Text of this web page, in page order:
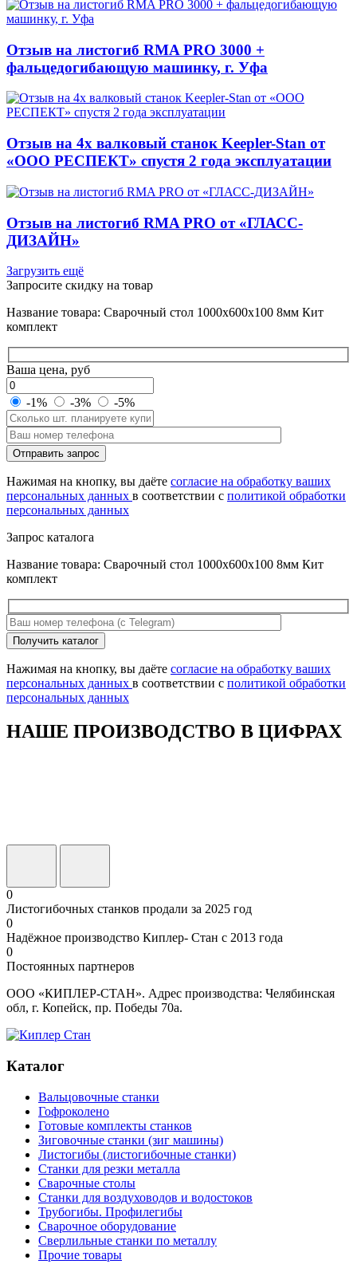
Отзыв на листогиб RMA PRO 3000 +
фальцедогибающую машинку, г. Уфа
Отзыв на 4х валковый станок Keepler-Stan от
«ООО РЕСПЕКТ» спустя 2 года эксплуатации
Отзыв на листогиб RMA PRO от «ГЛАСС-
ДИЗАЙН»
Загрузить ещё
Запросите скидку на товар
Название товара: Сварочный стол 1000х600х100 8мм Кит
комплект
Ваша цена, руб
-1% -3% -5%
Оставьте
это
поле
пустым.
Отправить запрос
Нажимая на кнопку, вы даёте согласие на обработку ваших
персональных данных в соответствии с политикой обработки
персональных данных
Запрос каталога
Название товара: Сварочный стол 1000х600х100 8мм Кит
комплект
Оставьте
это
поле
пустым.
Получить каталог
Нажимая на кнопку, вы даёте согласие на обработку ваших
персональных данных в соответствии с политикой обработки
персональных данных
НАШЕ ПРОИЗВОДСТВО В ЦИФРАХ
0
Листогибочных станков продали за 2025 год
0
Надёжное производство Киплер- Стан с 2013 года
0
Постоянных партнеров
ООО «КИПЛЕР-СТАН». Адрес производства: Челябинская
обл, г. Копейск, пр. Победы 70а.
Каталог
Вальцовочные станки
Гофроколено
Готовые комплекты станков
Зиговочные станки (зиг машины)
Листогибы (листогибочные станки)
Станки для резки металла
Сварочные столы
Станки для воздуховодов и водостоков
Трубогибы. Профилегибы
Сварочное оборудование
Сверлильные станки по металлу
Прочие товары